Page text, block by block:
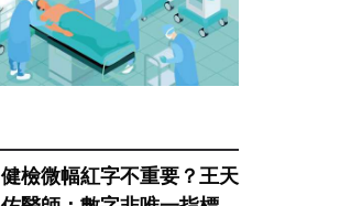
健檢微幅紅字不重要？王天